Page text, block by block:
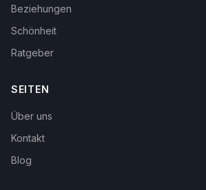
Beziehungen
Schönheit
Ratgeber
SEITEN
Über uns
Kontakt
Blog